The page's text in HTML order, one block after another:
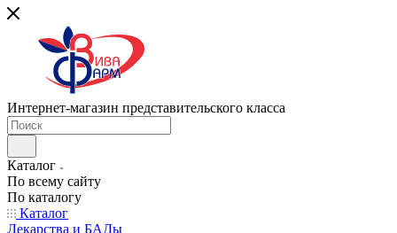
Интернет-магазин представительского класса
Каталог
По всему сайту
По каталогу
Каталог
Лекарства и БАДы